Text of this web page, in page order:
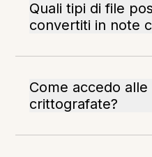
Quali tipi di file
convertiti in note
Come accedo
crittografate?